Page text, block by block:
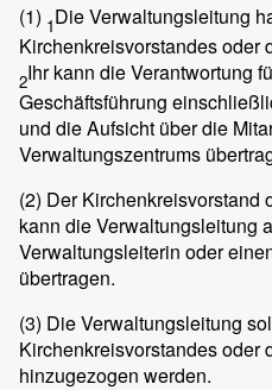
(1) 1Die Verwaltungsleitung
Kirchenkreisvorstandes oder
2Ihr kann die Verantwortung
Geschäftsführung
und die Aufsicht über die
Verwaltungszentrums
(2) Der Kirchenkreisvorstand
kann die Verwaltungsleitung
Verwaltungsleiterin oder
übertragen.
(3) Die Verwaltungsleitung
Kirchenkreisvorstandes oder
hinzugezogen werden.